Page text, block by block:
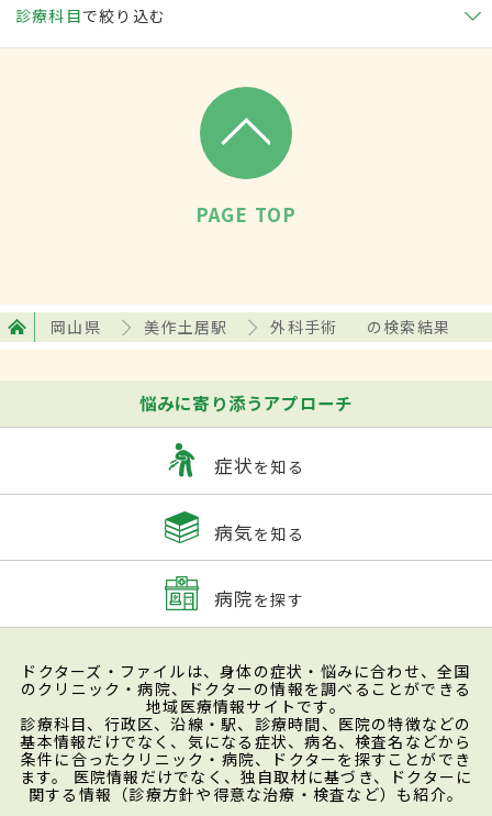
診療科目で絞り込む
PAGE TOP
岡山県 美作土居駅 外科手術 の検索結果
悩みに寄り添うアプローチ
症状を知る
病気を知る
病院を探す
ドクターズ・ファイルは、身体の症状・悩みに合わせ、全国
のクリニック・病院、ドクターの情報を調べることができる
地域医療情報サイトです。
診療科目、行政区、沿線・駅、診療時間、医院の特徴などの
基本情報だけでなく、気になる症状、病名、検査名などから
条件に合ったクリニック・病院、ドクターを探すことができ
ます。 医院情報だけでなく、独自取材に基づき、ドクターに
関する情報（診療方針や得意な治療・検査など）も紹介。